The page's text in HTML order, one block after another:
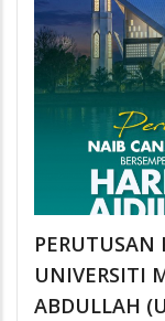
PERUTUSAN
UNIVERSITI
ABDULLAH